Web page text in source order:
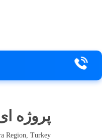
پروژه
Region, Turkey